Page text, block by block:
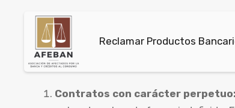
Reclamar Productos
Contratos con carácter perpetuo: